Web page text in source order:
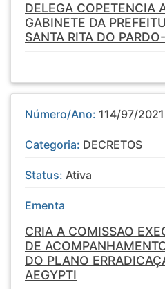
DELEGA COPETENCIA
GABINETE DA
SANTA RITA DO
Número/Ano: 114/97/2021
Categoria: DECRETOS
Status: Ativa
Ementa
CRIA A COMISSAO
DE
DO PLANO
AEGYPTI